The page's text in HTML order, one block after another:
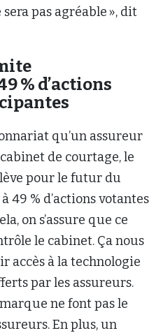
pas agréable », dit
% d’actions
qu’un assureur
de courtage, le
pour le futur du
49 % d’actions votantes
on s’assure que ce
le cabinet. Ça nous
accès à la technologie
par les assureurs.
ne font pas le
En plus, un